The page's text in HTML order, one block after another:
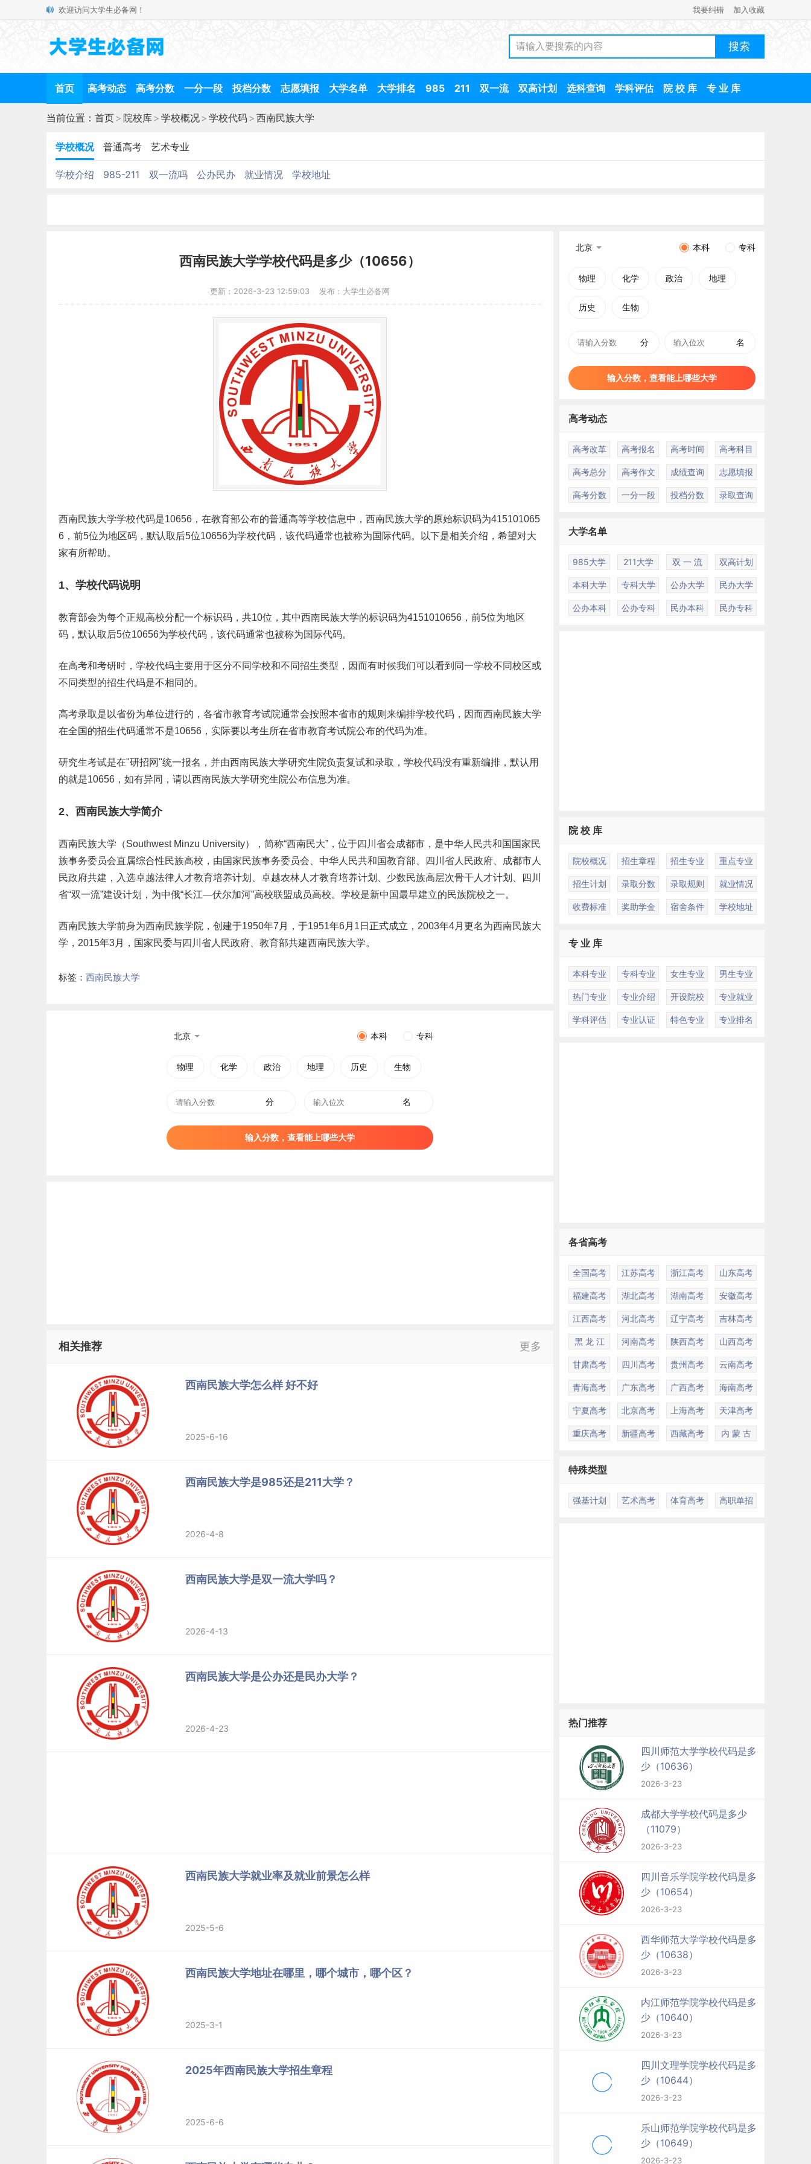
欢迎访问大学生必备网！ 我要纠错 加入收藏
首页 高考动态 高考分数 一分一段 投档分数 志愿填报 大学名单 大学排名 985 211 双一流 双高计划 选科查询 学科评估 院 校 库 专 业 库
当前位置： 首页> 院校库> 学校概况> 学校代码> 西南民族大学
学校概况 普通高考 艺术专业
学校介绍 985-211 双一流吗 公办民办 就业情况 学校地址
西南民族大学学校代码是多少（10656）
更新：2026-3-23 12:59:03 发布：大学生必备网
西南民族大学学校代码是10656，在教育部公布的普通高等学校信息中，西南民族大学的原始标识码为415101065
6，前5位为地区码，默认取后5位10656为学校代码，该代码通常也被称为国际代码。以下是相关介绍，希望对大
家有所帮助。
1、学校代码说明
教育部会为每个正规高校分配一个标识码，共10位，其中西南民族大学的标识码为4151010656，前5位为地区
码，默认取后5位10656为学校代码，该代码通常也被称为国际代码。
在高考和考研时，学校代码主要用于区分不同学校和不同招生类型，因而有时候我们可以看到同一学校不同校区或
不同类型的招生代码是不相同的。
高考录取是以省份为单位进行的，各省市教育考试院通常会按照本省市的规则来编排学校代码，因而西南民族大学
在全国的招生代码通常不是10656，实际要以考生所在省市教育考试院公布的代码为准。
研究生考试是在"研招网"统一报名，并由西南民族大学研究生院负责复试和录取，学校代码没有重新编排，默认用
的就是10656，如有异同，请以西南民族大学研究生院公布信息为准。
2、西南民族大学简介
西南民族大学（Southwest Minzu University），简称“西南民大”，位于四川 省会成都市，是中华人民共和国国家民
族事务委员会直属综合性民族高校，由国家民族事务委员会、中华人民共和国教育部、四川省人民政府、成都市人
民政府共建，入选卓越法律人才教育培养计划、卓越农林 人才教育培养计划、少数民族高层次骨干人才计划、四川
省“双一流”建设计划，为中俄“长江—伏尔加河”高校联盟成员高校。学校是新中国最早建立的民族院校之一。
西南民族大学前身为西南民族学院，创建于1950年7月，于1951年6月1日正式成立，2003年4月更名为西南民族大
学，2015年3月，国家民委与四川省人民政府、教育部共建西南民族大学。
标签： 西南民族大学
北京 本科 专科
物理 化学 政治 地理 历史 生物
分 名
输入分数，查看能上哪些大学
相关推荐 更多
西南民族大学怎么样 好不好
2025-6-16
西南民族大学是985还是211大学？
2026-4-8
西南民族大学是双一流大学吗？
2026-4-13
西南民族大学是公办还是民办大学？
2026-4-23
西南民族大学就业率及就业前景怎么样
2025-5-6
西南民族大学地址在哪里，哪个城市，哪个区？
2025-3-1
2025年西南民族大学招生章程
2025-6-6
北京 本科 专科
物理 化学 政治 地理
历史 生物
分 名
输入分数，查看能上哪些大学
高考动态
高考改革 高考报名 高考时间 高考科目
高考总分 高考作文 成绩查询 志愿填报
高考分数 一分一段 投档分数 录取查询
大学名单
985大学 211大学 双 一 流 双高计划
本科大学 专科大学 公办大学 民办大学
公办本科 公办专科 民办本科 民办专科
院 校 库
院校概况 招生章程 招生专业 重点专业
招生计划 录取分数 录取规则 就业情况
收费标准 奖助学金 宿舍条件 学校地址
专 业 库
本科专业 专科专业 女生专业 男生专业
热门专业 专业介绍 开设院校 专业就业
学科评估 专业认证 特色专业 专业排名
各省高考
全国高考 江苏高考 浙江高考 山东高考
福建高考 湖北高考 湖南高考 安徽高考
江西高考 河北高考 辽宁高考 吉林高考
黑 龙 江 河南高考 陕西高考 山西高考
甘肃高考 四川高考 贵州高考 云南高考
青海高考 广东高考 广西高考 海南高考
宁夏高考 北京高考 上海高考 天津高考
重庆高考 新疆高考 西藏高考 内 蒙 古
特殊类型
强基计划 艺术高考 体育高考 高职单招
热门推荐
四川师范大学学校代码是多
少（10636）
2026-3-23
成都大学学校代码是多少
（11079）
2026-3-23
四川音乐学院学校代码是多
少（10654）
2026-3-23
西华师范大学学校代码是多
少（10638）
2026-3-23
内江师范学院学校代码是多
少（10640）
2026-3-23
四川文理学院学校代码是多
少（10644）
2026-3-23
乐山师范学院学校代码是多
少（10649）
2026-3-23